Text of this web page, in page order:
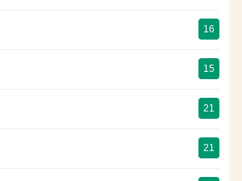
16
15
21
21